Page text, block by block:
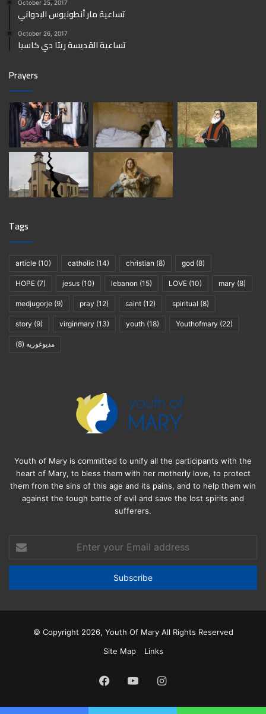
October 25, 2017
تساعية مار أنطونيوس البدواني
October 26, 2017
تساعية القديسة ريتا دي كاسيا
Prayers
Tags
article (10) catholic (14) christian (8) god (8)
HOPE (7) jesus (10) lebanon (15) LOVE (10) mary (8)
medjugorje (9) pray (12) saint (12) spiritual (8)
story (9) virginmary (13) youth (18) Youthofmary (22)
مديوغوريه (8)
Youth of Mary is committed to unify all the participants with the
heart of Mary, to bless them with her motherly love, to protect
them from the sins of this age and its pains, and to help them win
against the tough battle of evil and save the lost spirits and
sufferers.
your
Email
© Copyright 2026, Youth Of Mary All Rights Reserved
Site Map
Links
Facebook
YouTubeInstagram